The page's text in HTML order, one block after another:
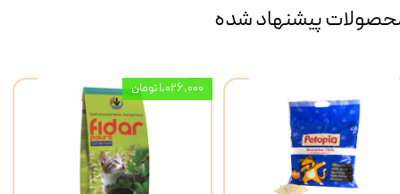
پیشنهاد شده
۱,۰۲۶,۰۰۰ تومان